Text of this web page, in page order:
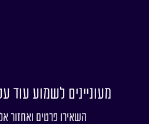
מעוניינים לשמוע עוד
השאירו פרטים ואחזור